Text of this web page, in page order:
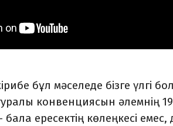
бұл мәселеде бізге үлгі
конвенциясын әлемнің
ересектің көлеңкесі